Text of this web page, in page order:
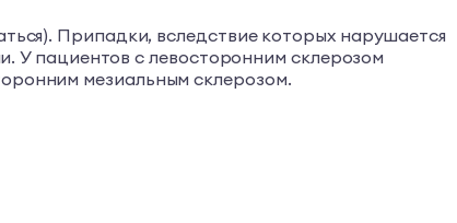
Припадки, вследствие которых нарушается
У пациентов с левосторонним склерозом
мезиальным склерозом.